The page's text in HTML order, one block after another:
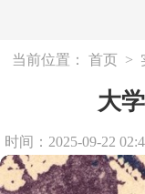
当前位置： 首页 >
大
时间：2025-09-22